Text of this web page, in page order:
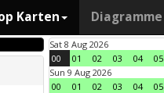
Karten Diagramme
Sat 8 Aug 2026
00
01 02 03 04 05
Sun 9 Aug 2026
00
01 02 03 04 05